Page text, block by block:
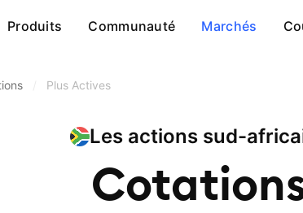
Produits Communauté Marchés
Plus Actives
Les actions sud-